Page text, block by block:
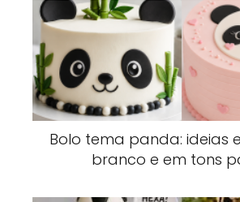
Bolo tema panda: ideias
branco e em tons